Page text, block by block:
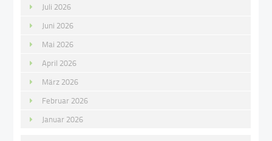
Juli 2026
Juni 2026
Mai 2026
April 2026
März 2026
Februar 2026
Januar 2026